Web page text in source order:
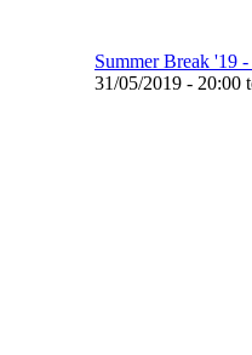
Summer Break '19
31/05/2019 - 20:00